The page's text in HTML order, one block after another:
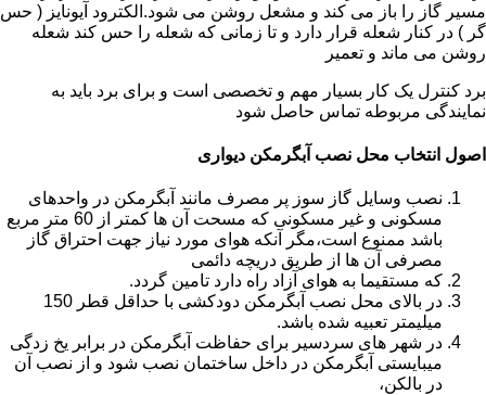
مسیر گاز را باز می کند و مشعل روشن می شود.الکترود آیونایز ( حس
گر ) در کنار شعله قرار دارد و تا زمانی که شعله را حس کند شعله
روشن می ماند و تعمیر
برد کنترل یک کار بسیار مهم و تخصصی است و برای برد باید به
نمایندگی مربوطه تماس حاصل شود
اصول انتخاب محل نصب آبگرمکن دیواری
نصب وسایل گاز سوز پر مصرف مانند آبگرمکن در واحدهای
مسکونی و غیر مسکونی که مسحت آن ها کمتر از 60 متر مربع
باشد ممنوع است،مگر آنکه هوای مورد نیاز جهت احتراق گاز
مصرفی آن ها از طریق دریچه دائمی
که مستقیما به هوای آزاد راه دارد تامین گردد.
در بالای محل نصب آبگرمکن دودکشی با حداقل قطر 150
میلیمتر تعبیه شده باشد.
در شهر های سردسیر برای حفاظت آبگرمکن در برابر یخ زدگی
میبایستی آبگرمکن در داخل ساختمان نصب شود و از نصب آن
در بالکن،